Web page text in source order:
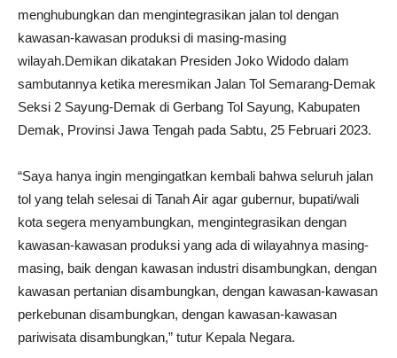
menghubungkan dan mengintegrasikan jalan tol dengan
kawasan-kawasan produksi di masing-masing
wilayah.Demikan dikatakan Presiden Joko Widodo dalam
sambutannya ketika meresmikan Jalan Tol Semarang-Demak
Seksi 2 Sayung-Demak di Gerbang Tol Sayung, Kabupaten
Demak, Provinsi Jawa Tengah pada Sabtu, 25 Februari 2023.
“Saya hanya ingin mengingatkan kembali bahwa seluruh jalan
tol yang telah selesai di Tanah Air agar gubernur, bupati/wali
kota segera menyambungkan, mengintegrasikan dengan
kawasan-kawasan produksi yang ada di wilayahnya masing-
masing, baik dengan kawasan industri disambungkan, dengan
kawasan pertanian disambungkan, dengan kawasan-kawasan
perkebunan disambungkan, dengan kawasan-kawasan
pariwisata disambungkan,” tutur Kepala Negara.